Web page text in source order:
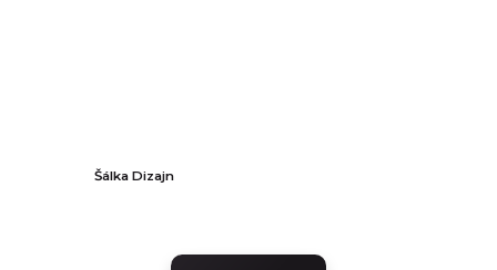
Šálka Dizajn